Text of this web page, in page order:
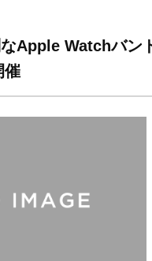
Apple Watchバン
催